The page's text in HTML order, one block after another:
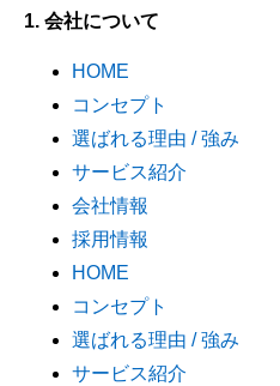
1. 会社について
HOME
コンセプト
選ばれる理由 / 強み
サービス紹介
会社情報
採用情報
HOME
コンセプト
選ばれる理由 / 強み
サービス紹介